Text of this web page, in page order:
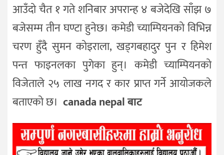
आउँदो चैत १ गते शनिबार अपरान्ह ४ बजेदेखि साँझ ७
बजेसम्म तीन घण्टा हुनेछ। कमेडी च्याम्पियनको विभिन्न
चरण हुँदै सुमन कोइराला, खड्गबहादुर पुन र हिमेश
पन्त फाइनलका पुगेका हुन्। कमेडी च्याम्पियनको
विजेताले २५ लाख नगद र कार प्राप्त गर्ने आयोजकले
बताएको छ। canada nepal बाट